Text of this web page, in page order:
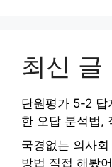
최신 글
단원평가 5-2 답
한 오답 분석법,
국경없는 의사
방법 직접 해봤